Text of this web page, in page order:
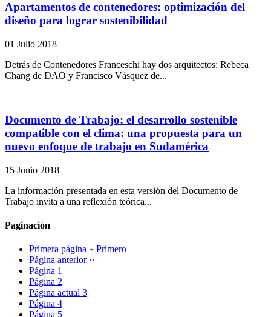
Apartamentos de contenedores: optimización del
diseño para lograr sostenibilidad
01 Julio 2018
Detrás de Contenedores Franceschi hay dos arquitectos: Rebeca
Chang de DAO y Francisco Vásquez de...
Documento de Trabajo: el desarrollo sostenible
compatible con el clima: una propuesta para un
nuevo enfoque de trabajo en Sudamérica
15 Junio 2018
La información presentada en esta versión del Documento de
Trabajo invita a una reflexión teórica...
Paginación
Primera página « Primero
Página anterior ‹‹
Página 1
Página 2
Página actual 3
Página 4
Página 5